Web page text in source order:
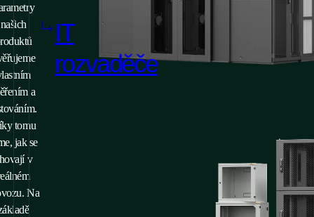
našich
a
tomu
jak se
v
Na
IT
rozvaděče